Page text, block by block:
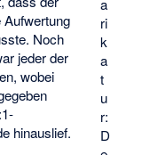
a
ri
k
a
t
u
r:
D
Aufwertung
Noch
jeder der
wobei
hinauslief.